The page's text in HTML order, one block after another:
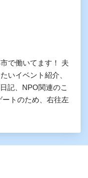
で働いてます！ 夫
いイベント紹介、
記、NPO関連のこ
トのため、右往左